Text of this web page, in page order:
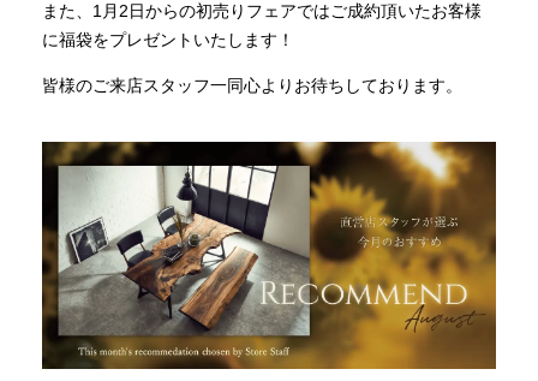
また、1月2日からの初売りフェアではご成約頂いたお客様
に福袋をプレゼントいたします！
皆様のご来店スタッフ一同心よりお待ちしております。